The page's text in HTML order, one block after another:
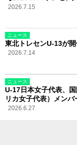
2026.7.15
ニュース
東北トレセンU-13が開
2026.7.14
ニュース
U-17日本女子代表、
リカ女子代表）メンバ
2026.6.27